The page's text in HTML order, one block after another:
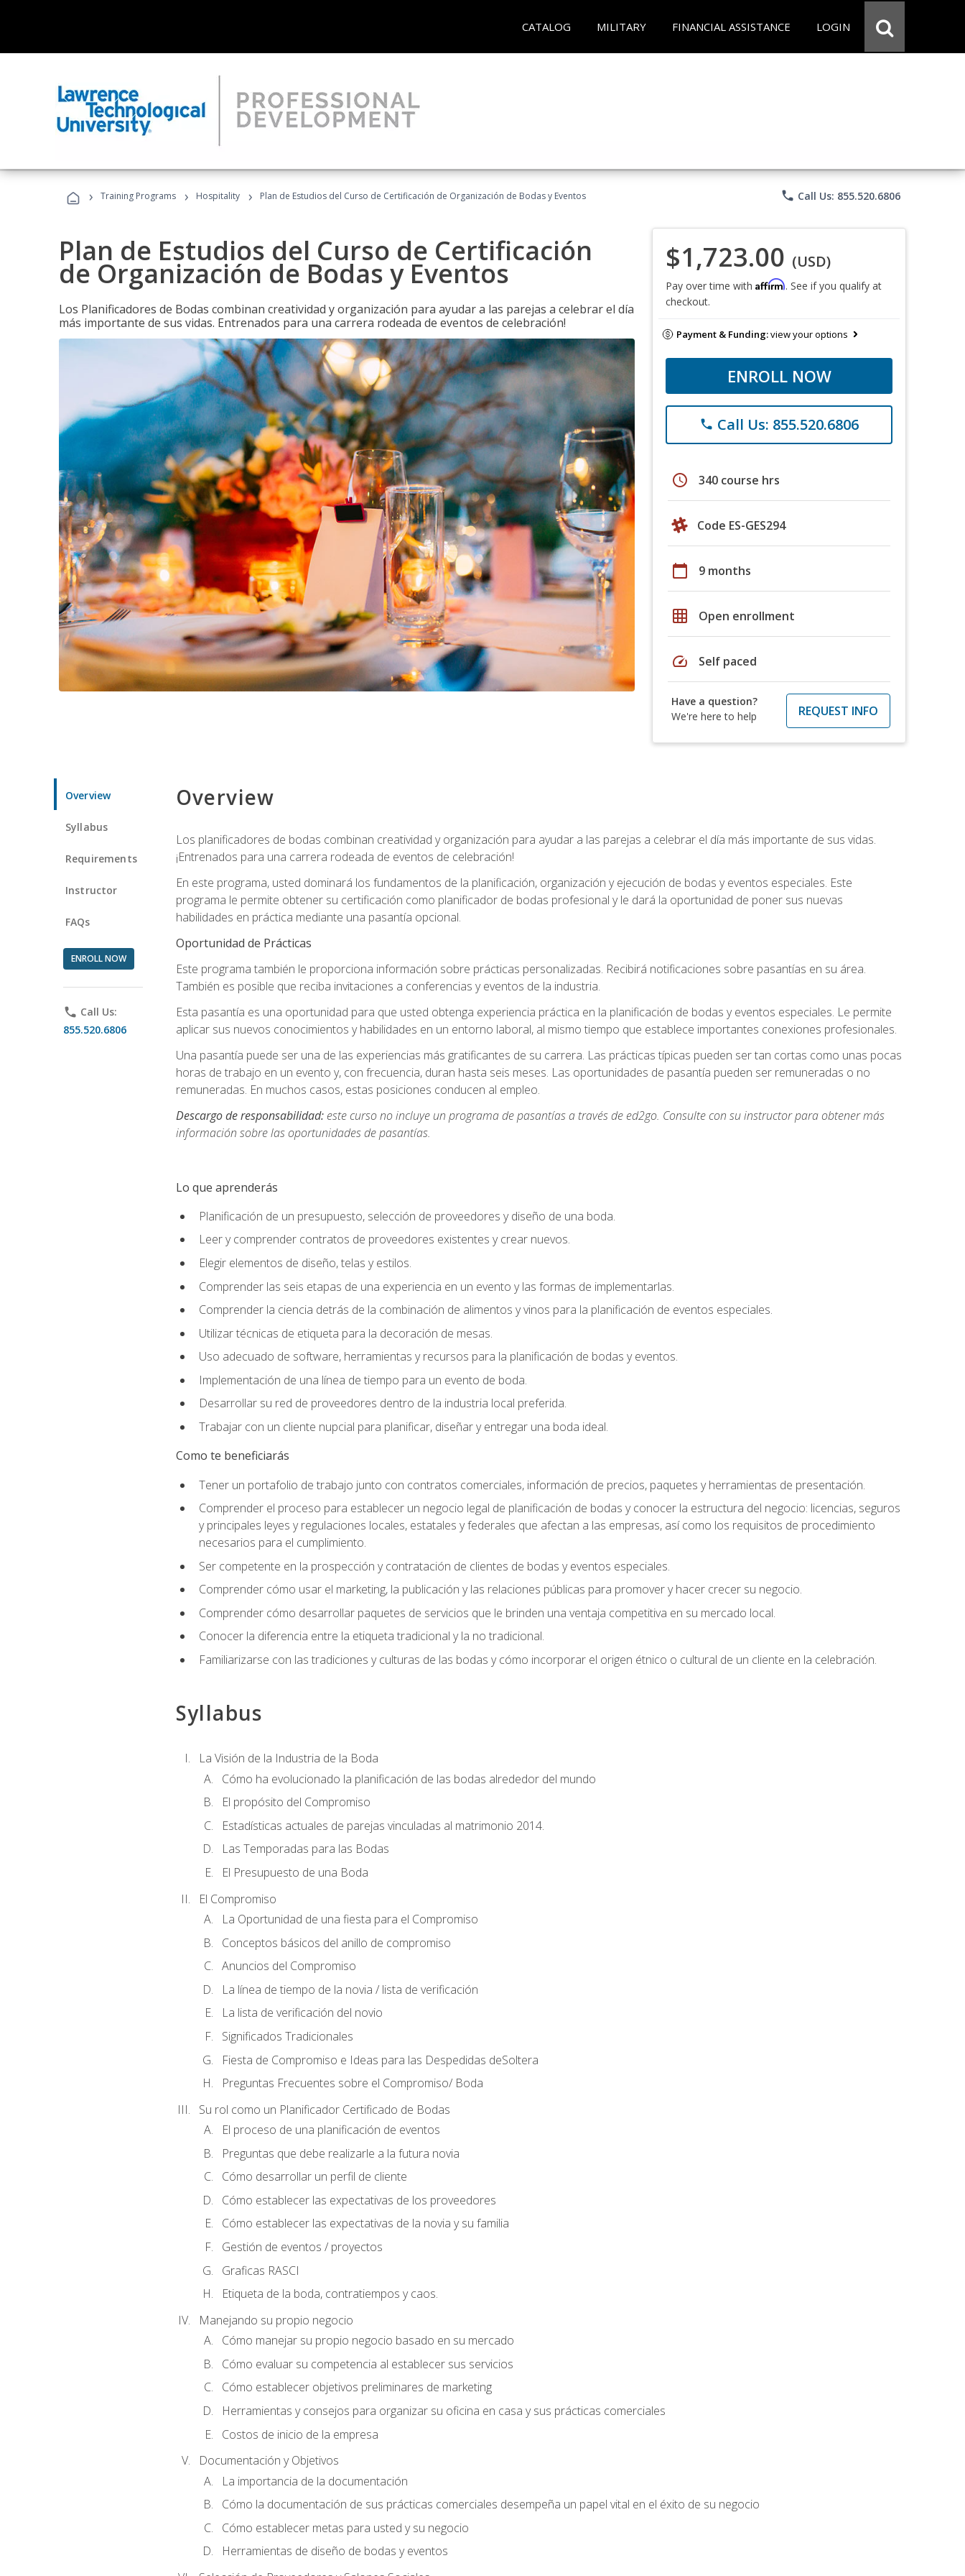
CATALOG MILITARY FINANCIAL ASSISTANCE LOGIN
› Training Programs › Hospitality › Plan de Estudios del Curso de Certificación de Organización de Bodas y Eventos phone Call Us: 855.520.6806
Plan de Estudios del Curso de Certificación
de Organización de Bodas y Eventos
Los Planificadores de Bodas combinan creatividad y organización para ayudar a las parejas a celebrar el día
más importante de sus vidas. Entrenados para una carrera rodeada de eventos de celebración!
$1,723.00 (USD)
Pay over time with Affirm. See if you qualify at
checkout.
Payment & Funding:view your options
ENROLL NOW
phone Call Us: 855.520.6806
schedule 340 course hrs
Code ES-GES294
calendar_today 9 months
grid_on Open enrollment
speed Self paced
Have a question?
We're here to help
REQUEST INFO
Overview
Syllabus
Requirements
Instructor
FAQs
ENROLL NOW
phone Call Us:
855.520.6806
Overview
Los planificadores de bodas combinan creatividad y organización para ayudar a las parejas a celebrar el día más importante de sus vidas.
¡Entrenados para una carrera rodeada de eventos de celebración!
En este programa, usted dominará los fundamentos de la planificación, organización y ejecución de bodas y eventos especiales. Este
programa le permite obtener su certificación como planificador de bodas profesional y le dará la oportunidad de poner sus nuevas
habilidades en práctica mediante una pasantía opcional.
Oportunidad de Prácticas
Este programa también le proporciona información sobre prácticas personalizadas. Recibirá notificaciones sobre pasantías en su área.
También es posible que reciba invitaciones a conferencias y eventos de la industria.
Esta pasantía es una oportunidad para que usted obtenga experiencia práctica en la planificación de bodas y eventos especiales. Le permite
aplicar sus nuevos conocimientos y habilidades en un entorno laboral, al mismo tiempo que establece importantes conexiones profesionales.
Una pasantía puede ser una de las experiencias más gratificantes de su carrera. Las prácticas típicas pueden ser tan cortas como unas pocas
horas de trabajo en un evento y, con frecuencia, duran hasta seis meses. Las oportunidades de pasantía pueden ser remuneradas o no
remuneradas. En muchos casos, estas posiciones conducen al empleo.
Descargo de responsabilidad:este curso no incluye un programa de pasantías a través de ed2go. Consulte con su instructor para obtener más
información sobre las oportunidades de pasantías.
Lo que aprenderás
Planificación de un presupuesto, selección de proveedores y diseño de una boda.
Leer y comprender contratos de proveedores existentes y crear nuevos.
Elegir elementos de diseño, telas y estilos.
Comprender las seis etapas de una experiencia en un evento y las formas de implementarlas.
Comprender la ciencia detrás de la combinación de alimentos y vinos para la planificación de eventos especiales.
Utilizar técnicas de etiqueta para la decoración de mesas.
Uso adecuado de software, herramientas y recursos para la planificación de bodas y eventos.
Implementación de una línea de tiempo para un evento de boda.
Desarrollar su red de proveedores dentro de la industria local preferida.
Trabajar con un cliente nupcial para planificar, diseñar y entregar una boda ideal.
Como te beneficiarás
Tener un portafolio de trabajo junto con contratos comerciales, información de precios, paquetes y herramientas de presentación.
Comprender el proceso para establecer un negocio legal de planificación de bodas y conocer la estructura del negocio: licencias, seguros
y principales leyes y regulaciones locales, estatales y federales que afectan a las empresas, así como los requisitos de procedimiento
necesarios para el cumplimiento.
Ser competente en la prospección y contratación de clientes de bodas y eventos especiales.
Comprender cómo usar el marketing, la publicación y las relaciones públicas para promover y hacer crecer su negocio.
Comprender cómo desarrollar paquetes de servicios que le brinden una ventaja competitiva en su mercado local.
Conocer la diferencia entre la etiqueta tradicional y la no tradicional.
Familiarizarse con las tradiciones y culturas de las bodas y cómo incorporar el origen étnico o cultural de un cliente en la celebración.
Syllabus
La Visión de la Industria de la Boda
Cómo ha evolucionado la planificación de las bodas alrededor del mundo
El propósito del Compromiso
Estadísticas actuales de parejas vinculadas al matrimonio 2014.
Las Temporadas para las Bodas
El Presupuesto de una Boda
El Compromiso
La Oportunidad de una fiesta para el Compromiso
Conceptos básicos del anillo de compromiso
Anuncios del Compromiso
La línea de tiempo de la novia / lista de verificación
La lista de verificación del novio
Significados Tradicionales
Fiesta de Compromiso e Ideas para las Despedidas deSoltera
Preguntas Frecuentes sobre el Compromiso/ Boda
Su rol como un Planificador Certificado de Bodas
El proceso de una planificación de eventos
Preguntas que debe realizarle a la futura novia
Cómo desarrollar un perfil de cliente
Cómo establecer las expectativas de los proveedores
Cómo establecer las expectativas de la novia y su familia
Gestión de eventos / proyectos
Graficas RASCI
Etiqueta de la boda, contratiempos y caos.
Manejando su propio negocio
Cómo manejar su propio negocio basado en su mercado
Cómo evaluar su competencia al establecer sus servicios
Cómo establecer objetivos preliminares de marketing
Herramientas y consejos para organizar su oficina en casa y sus prácticas comerciales
Costos de inicio de la empresa
Documentación y Objetivos
La importancia de la documentación
Cómo la documentación de sus prácticas comerciales desempeña un papel vital en el éxito de su negocio
Cómo establecer metas para usted y su negocio
Herramientas de diseño de bodas y eventos